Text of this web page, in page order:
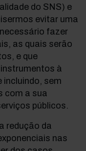
do SNS) e
evitar uma
fazer
as quais serão
e que
à
incluindo, sem
com a sua
públicos.
redução da
nas